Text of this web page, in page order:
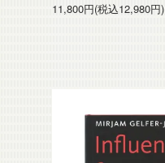
11,800円(税込12,980円)